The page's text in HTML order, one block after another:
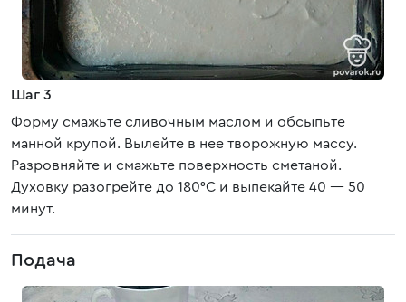
Шаг 3
Форму смажьте сливочным маслом и обсыпьте
манной крупой. Вылейте в нее творожную массу.
Разровняйте и смажьте поверхность сметаной.
Духовку разогрейте до 180°С и выпекайте 40 — 50
минут.
Подача